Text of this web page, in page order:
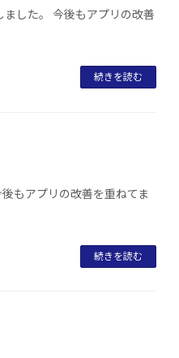
した。 今後もアプリの改善
続きを読む
もアプリの改善を重ねてま
続きを読む